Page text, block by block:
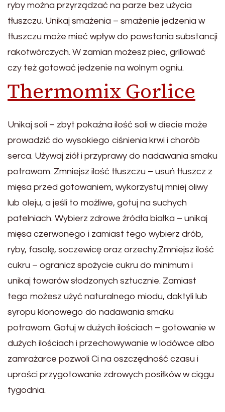
ryby można przyrządzać na parze bez użycia
tłuszczu. Unikaj smażenia – smażenie jedzenia w
tłuszczu może mieć wpływ do powstania substancji
rakotwórczych. W zamian możesz piec, grillować
czy też gotować jedzenie na wolnym ogniu.
Thermomix Gorlice
Unikaj soli – zbyt pokaźna ilość soli w diecie może
prowadzić do wysokiego ciśnienia krwi i chorób
serca. Używaj ziół i przyprawy do nadawania smaku
potrawom. Zmniejsz ilość tłuszczu – usuń tłuszcz z
mięsa przed gotowaniem, wykorzystuj mniej oliwy
lub oleju, a jeśli to możliwe, gotuj na suchych
patelniach. Wybierz zdrowe źródła białka – unikaj
mięsa czerwonego i zamiast tego wybierz drób,
ryby, fasolę, soczewicę oraz orzechy.Zmniejsz ilość
cukru – ogranicz spożycie cukru do minimum i
unikaj towarów słodzonych sztucznie. Zamiast
tego możesz użyć naturalnego miodu, daktyli lub
syropu klonowego do nadawania smaku
potrawom. Gotuj w dużych ilościach – gotowanie w
dużych ilościach i przechowywanie w lodówce albo
zamrażarce pozwoli Ci na oszczędność czasu i
uprości przygotowanie zdrowych posiłków w ciągu
tygodnia.